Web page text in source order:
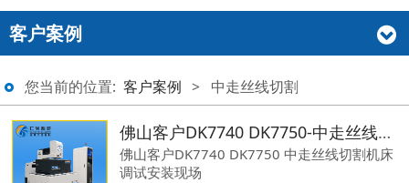
客户案例
您当前的位置: 客户案例 > 中走丝线切割
佛山客户DK7740 DK7750-中走丝线切割机床-仁光智能
佛山客户DK7740 DK7750 中走丝线切割机床
调试安装现场